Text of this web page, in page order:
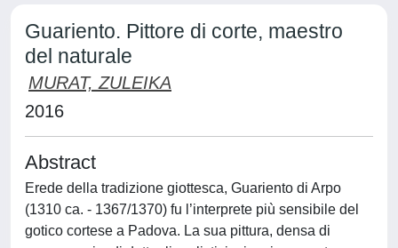
Guariento. Pittore di corte, maestro
del naturale
MURAT, ZULEIKA
2016
Abstract
Erede della tradizione giottesca, Guariento di Arpo
(1310 ca. - 1367/1370) fu l’interprete più sensibile del
gotico cortese a Padova. La sua pittura, densa di